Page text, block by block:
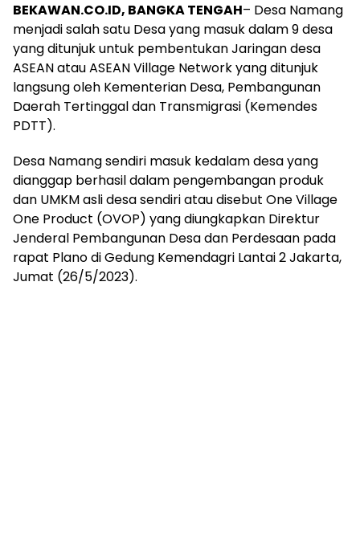
BEKAWAN.CO.ID, BANGKA TENGAH– Desa Namang
menjadi salah satu Desa yang masuk dalam 9 desa
yang ditunjuk untuk pembentukan Jaringan desa
ASEAN atau ASEAN Village Network yang ditunjuk
langsung oleh Kementerian Desa, Pembangunan
Daerah Tertinggal dan Transmigrasi (Kemendes
PDTT).
Desa Namang sendiri masuk kedalam desa yang
dianggap berhasil dalam pengembangan produk
dan UMKM asli desa sendiri atau disebut One Village
One Product (OVOP) yang diungkapkan Direktur
Jenderal Pembangunan Desa dan Perdesaan pada
rapat Plano di Gedung Kemendagri Lantai 2 Jakarta,
Jumat (26/5/2023).